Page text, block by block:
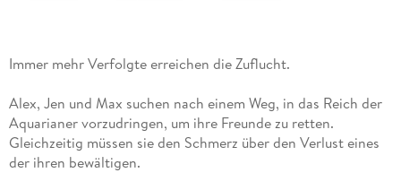
Alex, Jen und Max suchen nach einem Weg, in das Reich der
Aquarianer vorzudringen, um ihre Freunde zu retten.
Gleichzeitig müssen sie den Schmerz über den Verlust eines